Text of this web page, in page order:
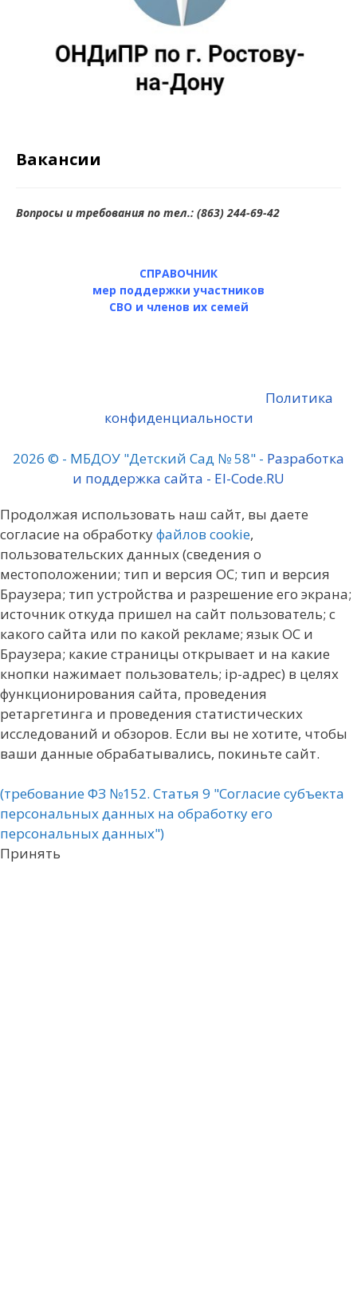
Вакансии
Вопросы и требования по тел.: (863) 244-69-42
СПРАВОЧНИК
мер поддержки участников
СВО и членов их семей
Политика
конфиденциальности
2026 © - МБДОУ "Детский Сад № 58" - Разработка
и поддержка сайта - El-Code.RU
Продолжая использовать наш сайт, вы даете
согласие на обработкуфайлов cookie,
пользовательских данных (сведения о
местоположении; тип и версия ОС; тип и версия
Браузера; тип устройства и разрешение его экрана;
источник откуда пришел на сайт пользователь; с
какого сайта или по какой рекламе; язык ОС и
Браузера; какие страницы открывает и на какие
кнопки нажимает пользователь; ip-адрес) в целях
функционирования сайта, проведения
ретаргетинга и проведения статистических
исследований и обзоров. Если вы не хотите, чтобы
ваши данные обрабатывались, покиньте сайт.
(требование ФЗ №152. Статья 9 "Согласие субъекта
персональных данных на обработку его
персональных данных")
Принять